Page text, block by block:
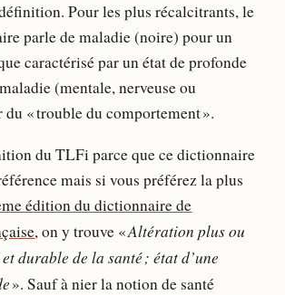
Pour les plus récalcitrants, le
parle de maladie (noire) pour un
caractérisé par un état de profonde
(mentale, nerveuse ou
« trouble du comportement ».
du TLFi parce que ce dictionnaire
mais si vous préférez la plus
édition du dictionnaire de
, on y trouve «Altération plus ou
durable de la santé ; état d’une
». Sauf à nier la notion de santé